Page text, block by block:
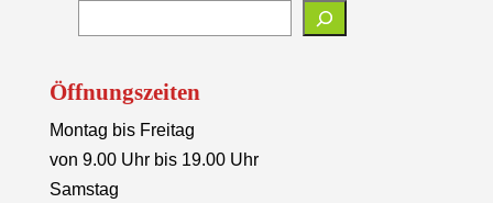
Öffnungszeiten
Montag bis Freitag
von 9.00 Uhr bis 19.00 Uhr
Samstag